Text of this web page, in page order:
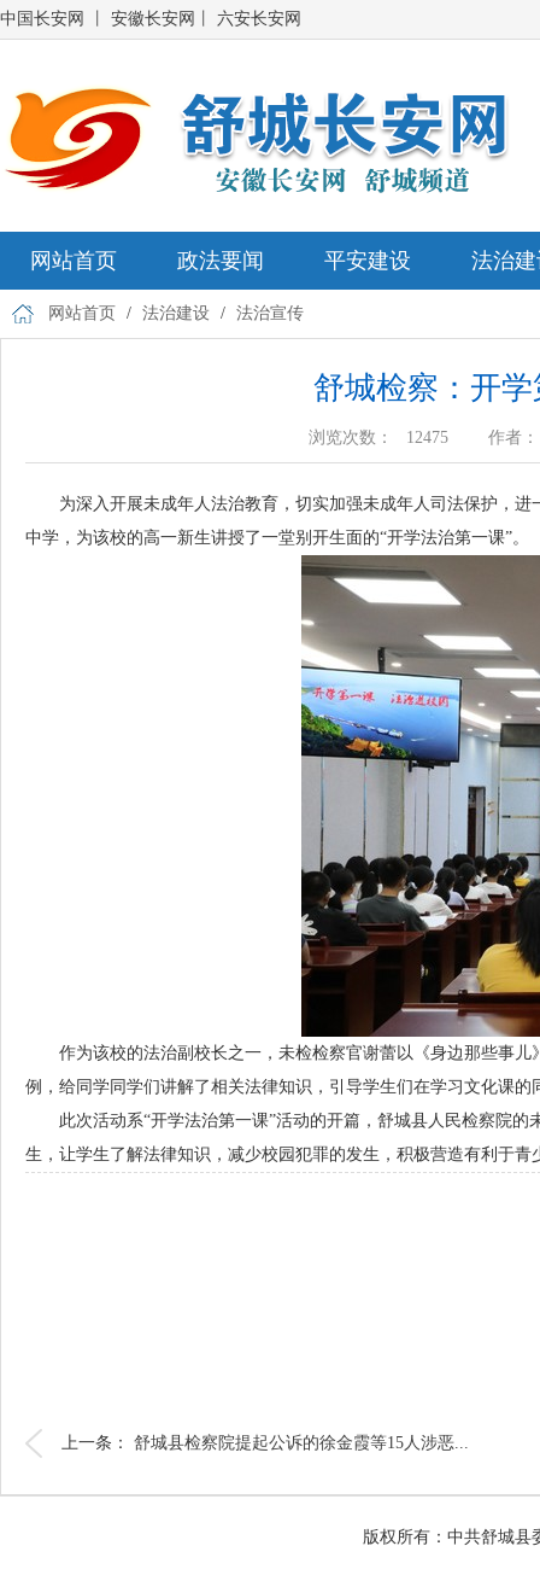
中国长安网 安徽长安网 六安长安网
网站首页 政法要闻 平安建设 法治
网站首页 / 法治建设 / 法治宣传
舒城检察：开
浏览次数： 12475 作者
为深入开展未成年人法治教育，切实加强未成年人司法保护，
中学，为该校的高一新生讲授了一堂别开生面的“开学法治第一课”。
作为该校的法治副校长之一，未检检察官谢蕾以《身边那些事
例，给同学同学们讲解了相关法律知识，引导学生们在学习文化课
此次活动系“开学法治第一课”活动的开篇，舒城县人民检察院
生，让学生了解法律知识，减少校园犯罪的发生，积极营造有利于青
上一条： 舒城县检察院提起公诉的徐金霞等15人涉恶...
版权所有：中共舒城